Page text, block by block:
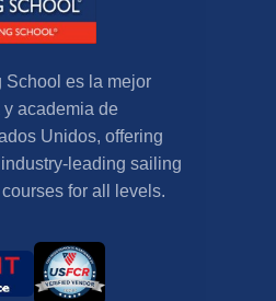
School es la mejor
academia de
Unidos, offering
leading sailing
for all levels.